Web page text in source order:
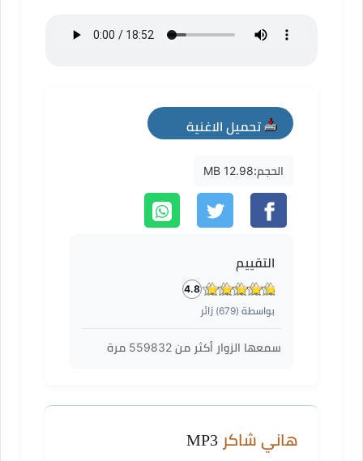
تحميل الاغنية
mp3
الحجم:12.98 MB
التقييم
4.8
بواسطة (679) زائر
سمعها الزوار أكثر من 559832 مرة
هاني شاكر